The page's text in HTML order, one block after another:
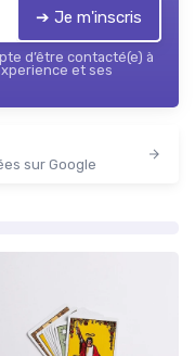
➔ Je m'inscris
d’être contacté(e) à
et ses
sur Google